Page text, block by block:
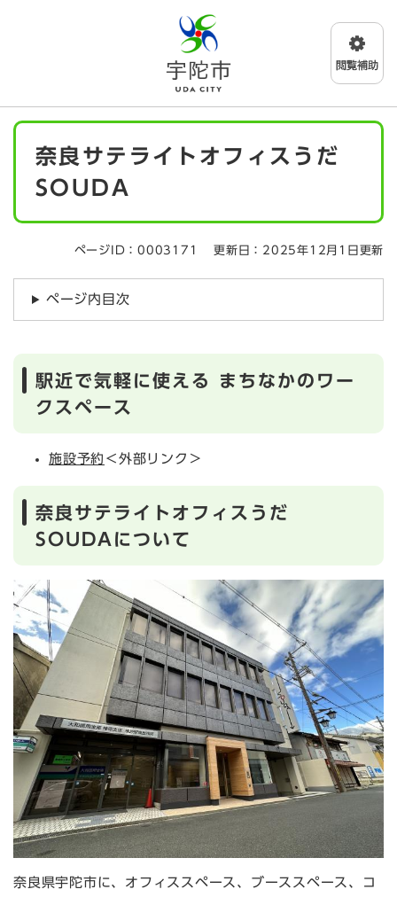
メニューを飛ばして本文へ
本
奈良サテライトオフィスうだ
SOUDA
ページID：0003171 更新日：2025年12月1日更新
ページ内目次
駅近で気軽に使える まちなかのワー
クスペース
施設予約 ＜外部リンク＞
奈良サテライトオフィスうだ
SOUDAについて
奈良県宇陀市に、オフィススペース、ブーススペース、コ